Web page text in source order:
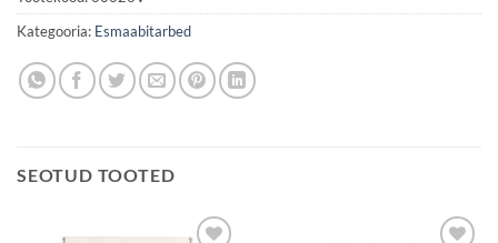
Kategooria: Esmaabitarbed
SEOTUD TOOTED